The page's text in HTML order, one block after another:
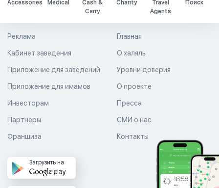
Accessories Medical
Cash &
Carry
Charity
Travel
Agents
Поиск
Главная
О халяль
Уровни доверия
Реклама
Кабинет заведения
Приложение для заведений
Приложение для имамов О проекте
Пресса
СМИ о нас
Контакты
Инвесторам
Партнеры
Франшиза
Загрузить на